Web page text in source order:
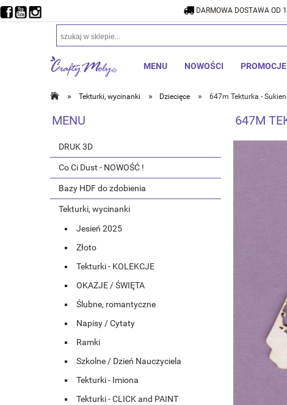
DARMOWA
MENU NOWOŚCI PROMOCJE
» Tekturki, wycinanki » Dziecięce » 647m Tekturka -
DARMOWA DOSTAWA OD
MENU
DRUK 3D
Co Ci Dust - NOWOŚĆ !
Bazy HDF do zdobienia
Tekturki, wycinanki
Jesień 2025
Złoto
Tekturki - KOLEKCJE
OKAZJE / ŚWIĘTA
Ślubne, romantyczne
Napisy / Cytaty
Ramki
Szkolne / Dzień Nauczyciela
Tekturki - Imiona
Tekturki - CLICK and PAINT
647M